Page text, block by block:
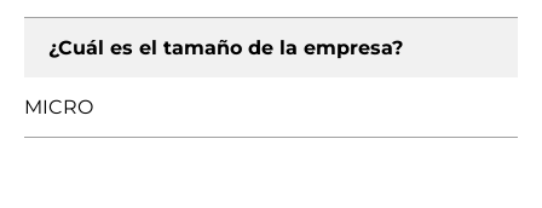
¿Cuál es el tamaño de la empresa?
MICRO